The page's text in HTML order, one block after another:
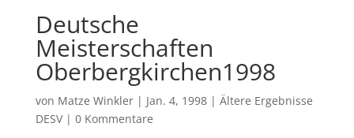
Deutsche
Meisterschaften
Oberbergkirchen1998
von Matze Winkler| Jan. 4, 1998| Ältere Ergebnisse
DESV| 0 Kommentare